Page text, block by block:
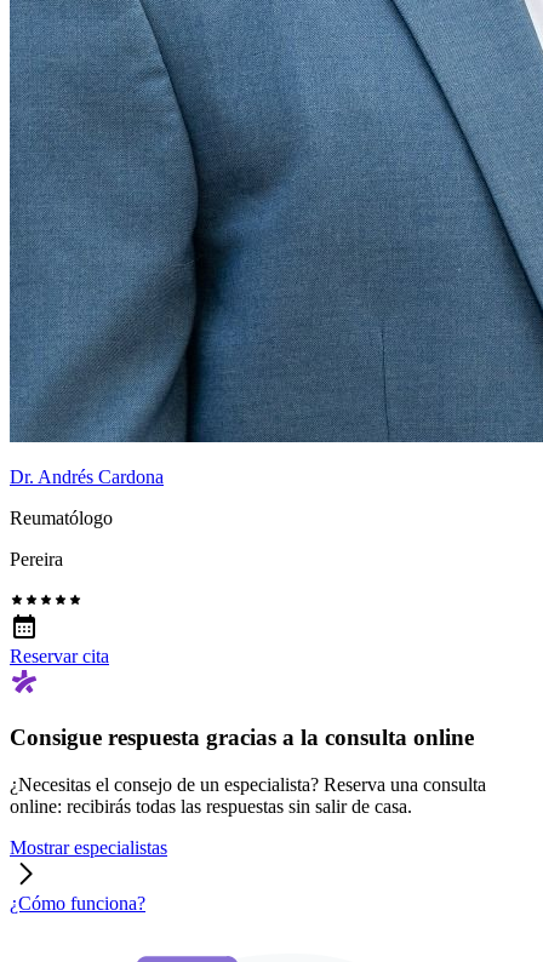
Dr. Andrés Cardona
Reumatólogo
Pereira
Reservar cita
Consigue respuesta gracias a la consulta online
¿Necesitas el consejo de un especialista? Reserva una consulta
online: recibirás todas las respuestas sin salir de casa.
Mostrar especialistas
¿Cómo funciona?